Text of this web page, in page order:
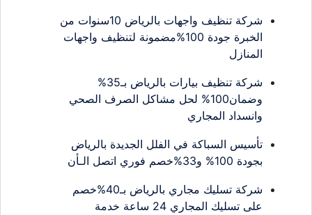
شركة تنظيف واجهات بالرياض 10سنوات من
الخبرة جودة 100%مضمونة لتنظيف واجهات
المنازل
شركة تنظيف بيارات بالرياض بـ35%
وضمان100% لحل مشاكل الصرف الصحي
وانسداد المجاري
تأسيس السباكة في الفلل الجديدة بالرياض
بجودة 100% و33%خصم فوري اتصل الـأن
شركة تسليك مجاري بالرياض بـ40%خصم
على تسليك المجاري 24 ساعة خدمة